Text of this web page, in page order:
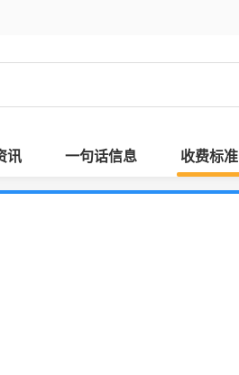
讯 一句话信息 收费标准